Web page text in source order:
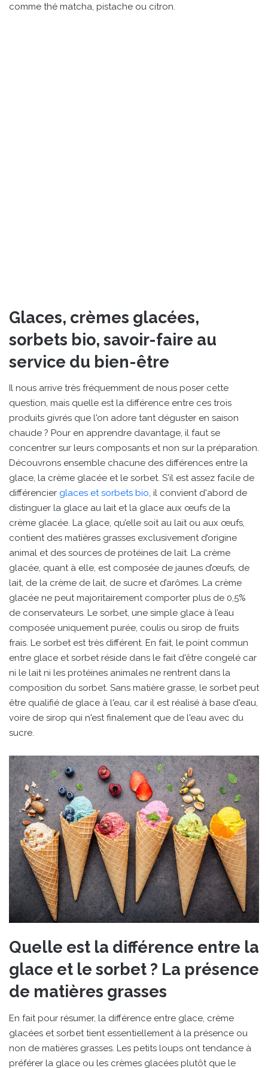
comme thé matcha, pistache ou citron.
Glaces, crèmes glacées,
sorbets bio, savoir-faire au
service du bien-être
Il nous arrive très fréquemment de nous poser cette
question, mais quelle est la différence entre ces trois
produits givrés que l'on adore tant déguster en saison
chaude ? Pour en apprendre davantage, il faut se
concentrer sur leurs composants et non sur la préparation.
Découvrons ensemble chacune des différences entre la
glace, la crème glacée et le sorbet. S'il est assez facile de
différencier glaces et sorbets bio, il convient d'abord de
distinguer la glace au lait et la glace aux œufs de la
crème glacée. La glace, qu’elle soit au lait ou aux œufs,
contient des matières grasses exclusivement d’origine
animal et des sources de protéines de lait. La crème
glacée, quant à elle, est composée de jaunes d’œufs, de
lait, de la crème de lait, de sucre et d’arômes. La crème
glacée ne peut majoritairement comporter plus de 0,5%
de conservateurs. Le sorbet, une simple glace à l’eau
composée uniquement purée, coulis ou sirop de fruits
frais. Le sorbet est très différent. En fait, le point commun
entre glace et sorbet réside dans le fait d'être congelé car
ni le lait ni les protéines animales ne rentrent dans la
composition du sorbet. Sans matière grasse, le sorbet peut
être qualifié de glace à l'eau, car il est réalisé à base d'eau,
voire de sirop qui n'est finalement que de l'eau avec du
sucre.
Quelle est la différence entre la
glace et le sorbet ? La présence
de matières grasses
En fait pour résumer, la différence entre glace, crème
glacées et sorbet tient essentiellement à la présence ou
non de matières grasses. Les petits loups ont tendance à
préférer la glace ou les crèmes glacées plutôt que le